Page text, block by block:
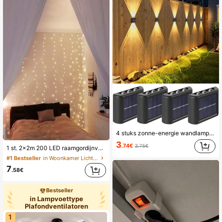
1 st. 2x2m 200 LED raamgordijnverlichting, USB-aangedreven verlichting voor thuisdecoratie, geschikt voor kamer, feest, verjaardag, bruiloft en tuindecoratie
#1 Bestseller in Woonkamer Lichtsnoeren
7.58€
Bestseller
in Lampvoettype
Plafondventilatoren
1
4 stuks zonne-energie wandlampen, 6-LED zonne-energie heklampen, waterdichte tuinlampen met dubbele kop voor buiten - geschikt voor tuinen, villa's, balkons, tuinen, paden, trappen, zwembaddecoratie, warme sfeer
3.74€ 3.75€